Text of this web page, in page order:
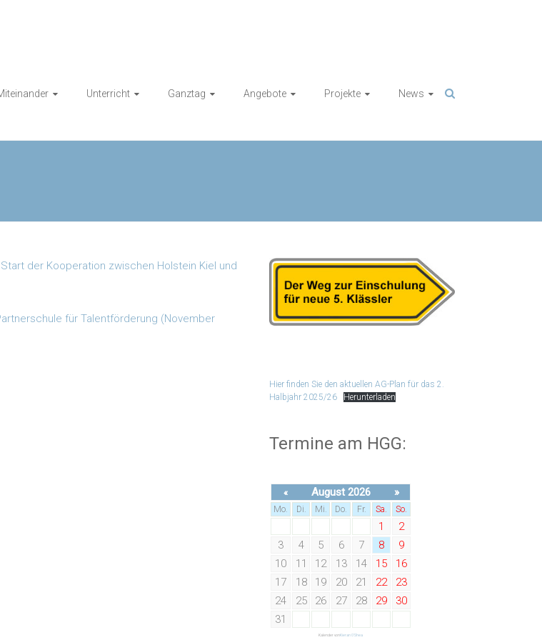
Unterricht Ganztag Angebote Projekte News
der Kooperation zwischen Holstein Kiel und
für Talentförderung (November
Hier finden Sie den aktuellen AG-Plan für das 2.
Halbjahr 2025/26
Herunterladen
Termine am HGG:
« August 2026 »
Mo. Di. Mi. Do. Fr. Sa. So.
1
2
3
4 5 6 7 8
9
10
11 12 13 14 15
16
17
18 19 20 21 22
23
24
25 26 27 28 29
30
31
Kalender vonKieran O'Shea